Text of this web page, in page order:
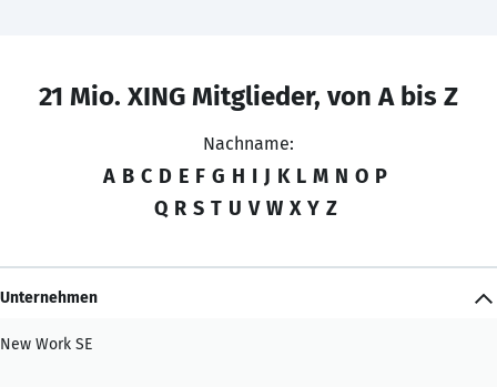
21 Mio. XING Mitglieder, von A bis Z
Nachname:
A B C D E F G H I J K L M N O P
Q R S T U V W X Y Z
Unternehmen
New Work SE